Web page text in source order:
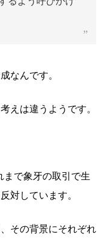
なんです。
えは違うようです。
まで象牙の取引で生
対しています。
その背景にそれぞれ